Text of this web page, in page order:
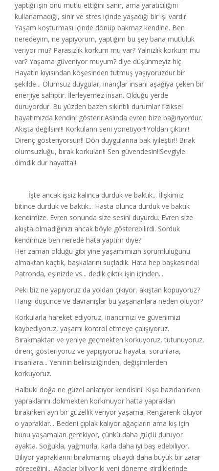
yaptığı işin onu mutlu ettiğini sanır, ama yaratıcılığını
kullanamadığı, sinir ve stres içinde yaşadığı bir işi vardır.
Yaşam koşturması içinde dönüp bakmaz kendine. Ben
neredeyim, ne yapıyorum, yaptığım bu şey bana mutluluk
veriyor mu? Parasızlık korkum mu var? Yalnızlık korkum mu
var? Yaşama güveniyor muyum? diye düşünmeyiz hiç.
Hayatın kıyısından köşesinden tutmuş yaşıyoruzdur bir
şekilde... Olumsuz duygular, inançlar insanı aşağıya çeken bir
enerjiye sahiptir. İlerleyemez insan. Olduğu yerde
duruyordur. Bu yüzden bazen sıkıntılı durumlar fiziksel
hayatımızda kendini gösterir.Aslında evren bize bağırıyordur.
Akışta değilsin!!! Korkuların seni yönetiyor!!Yoldan çıktın!!
Direnç gösteriyorsun!! Dön duygularına bak iyileştir!! Bırak
olumsuzluğu, bırak korkuları!! Sen güvendesin!!Sevgiyle
dimdik dur hayatta!!
İşte ancak işsiz kalınca durduk ve baktık... İlişkimiz
bitince durduk ve baktık... Hasta olunca durduk ve baktık
kendimize. Evren sonunda size sesini duyurdu. Evren size
akışta olmadığınızı ancak böyle gösterebilirdi. Sorduk
kendimize ben nerede hata yaptım diye?
Her zaman olduğu gibi yine yaşamımızın sorumluluğunu
almaktan kaçtık, başkalarını suçladık. Hata hep başkasında!
Patronda, eşinizde vs... dedik çıktık işin içinden...
Peki biz ne yapıyoruz da yoldan çıkıyor, akıştan kopuyoruz?
Hangi düşünce ve davranışlar bu yaşananlara neden oluyor?
Korkularla hareket ediyoruz, inancımızı ve güvenimizi
kaybediyoruz, yaşamı kontrol etmeye çalışıyoruz.
Bırakmaktan ve yeniye geçmekten korkuyoruz, tutunuyoruz,
direnç gösteriyoruz ve yapışıyoruz hayata, sorunlara,
insanlara... Yeninin belirsizliğinden, değişimlerden
korkuyoruz.
Halbuki doğa ne güzel anlatıyor kendisini. Kışa hazırlanırken
yapraklarını dökmekten korkmuyor hatta yaprakları
bırakırken ayrı bir güzellik veriyor yaşama. Rengarenk oluyor
o yapraklar... Bedeni çıplak kalıyor ağaçların ama kış için
bunu yaşamaları gerekiyor, çünkü daha güçlü duruyor
ayakta. Soğukla, yağmurla, karla daha iyi baş edebiliyor.
Biliyor yapraklarını bırakmamış olsaydı daha büyük bir zarar
göreceğini... Ağaçlar biliyor ki yeni döneme girdiklerinde